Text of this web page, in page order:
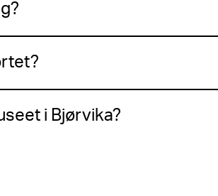
i Bjørvika?